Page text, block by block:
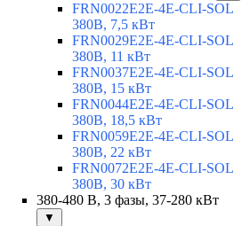
FRN0022E2E-4E-CLI-SOL
380В, 7,5 кВт
FRN0029E2E-4E-CLI-SOL
380В, 11 кВт
FRN0037E2E-4E-CLI-SOL
380В, 15 кВт
FRN0044E2E-4E-CLI-SOL
380В, 18,5 кВт
FRN0059E2E-4E-CLI-SOL
380В, 22 кВт
FRN0072E2E-4E-CLI-SOL
380В, 30 кВт
380-480 В, 3 фазы, 37-280 кВт
▼